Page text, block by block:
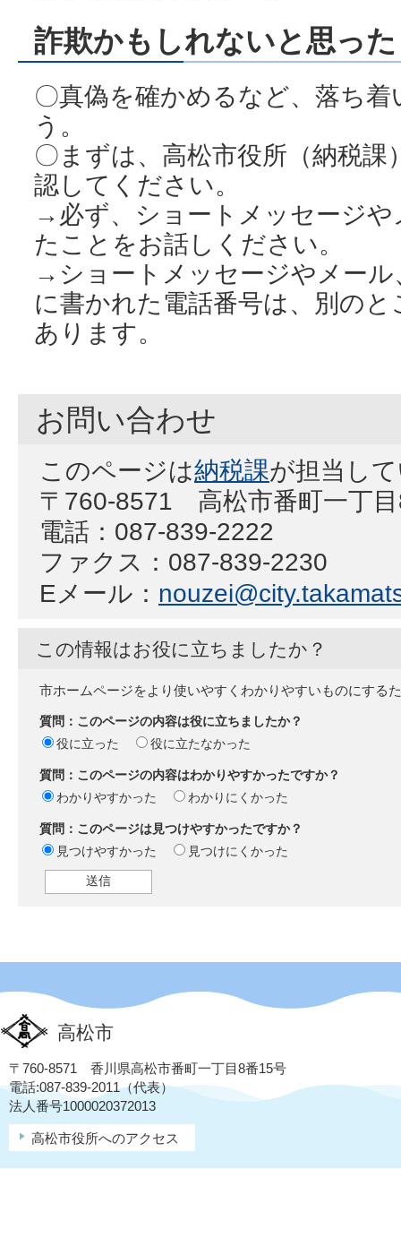
詐欺かもしれないと思っ
〇真偽を確かめるなど、落ち
う。
〇まずは、高松市役所（納税
認してください。
→必ず、ショートメッセージ
たことをお話しください。
→ショートメッセージやメー
に書かれた電話番号は、別の
あります。
お問い合わせ
このページは納税課が担当し
〒760-8571 高松市番町一丁
電話：087-839-2222
ファクス：087-839-2230
Eメール：
この情報はお役に立ちましたか？
市ホームページをより使いやすくわかりやすいものにする
質問：このページの内容は役に立ちましたか？
役に立った
役に立たなかった
質問：このページの内容はわかりやすかったですか？
わかりやすかった
わかりにくかった
質問：このページは見つけやすかったですか？
見つけやすかった
見つけにくかった
高松市
〒760-8571 香川県高松市番町一丁目8番15号
電話:087-839-2011（代表）
法人番号1000020372013
高松市役所へのアクセス